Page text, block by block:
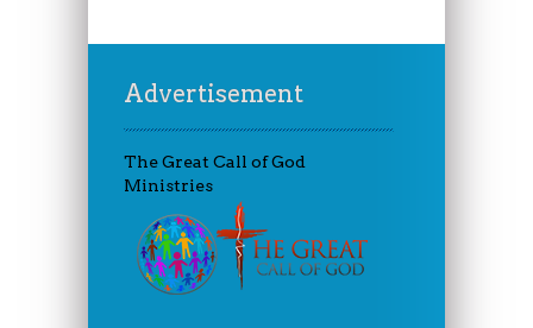
Advertisement
The Great Call of God
Ministries